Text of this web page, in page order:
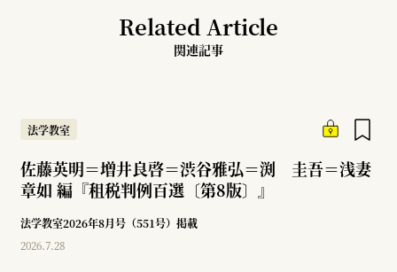
Related Article
関連記事
法学教室
佐藤英明＝増井良啓＝渋谷雅弘＝渕 圭吾＝浅妻
章如 編『租税判例百選〔第8版〕』
法学教室2026年8月号（551号）掲載
2026.7.28